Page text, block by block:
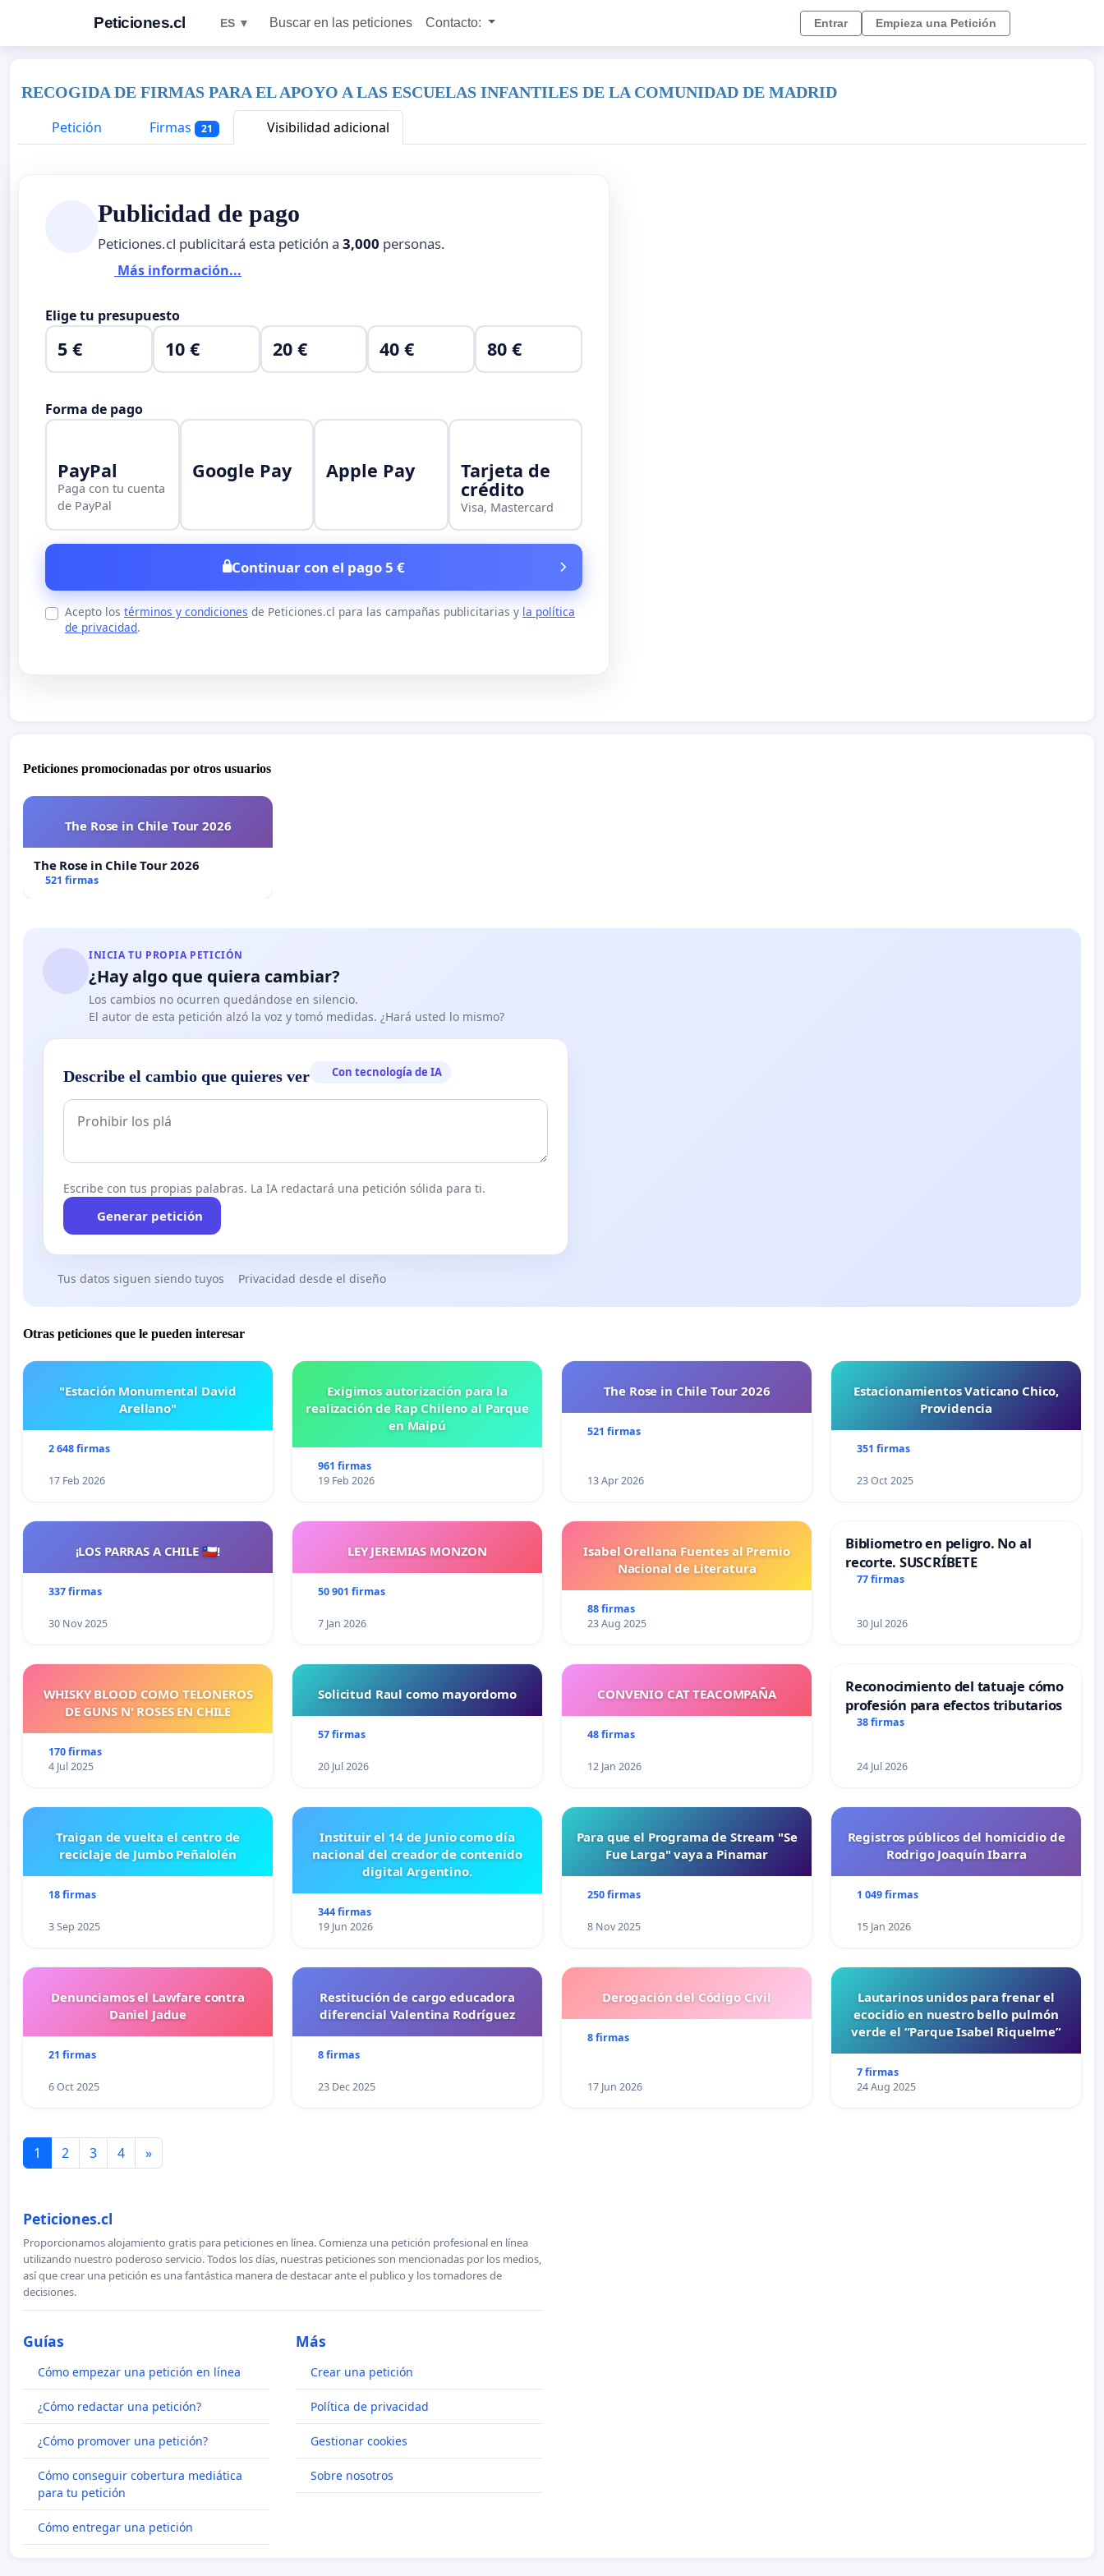
Peticiones.cl ES ▼ Buscar en las peticiones Contacto: Entrar Empieza una Petición
RECOGIDA DE FIRMAS PARA EL APOYO A LAS ESCUELAS INFANTILES DE LA COMUNIDAD DE MADRID
Petición
Firmas 21 Visibilidad adicional
Publicidad de pago
Peticiones.cl publicitará esta petición a 3,000 personas.
Más información...
Elige tu presupuesto
5 € 10 € 20 € 40 € 80 €
Forma de pago
PayPal
Paga con tu cuenta
de PayPal
Google Pay Apple Pay Tarjeta de
crédito
Visa, Mastercard
Continuar con el pago 5 €
Acepto los términos y condiciones de Peticiones.cl para las campañas publicitarias y la política
de privacidad.
Peticiones promocionadas por otros usuarios
The Rose in Chile Tour 2026
The Rose in Chile Tour 2026
521 firmas
INICIA TU PROPIA PETICIÓN
¿Hay algo que quiera cambiar?
Los cambios no ocurren quedándose en silencio.
El autor de esta petición alzó la voz y tomó medidas. ¿Hará usted lo mismo?
Describe el cambio que quieres ver Con tecnología de IA
Escribe con tus propias palabras. La IA redactará una petición sólida para ti.
Generar petición
Tus datos siguen siendo tuyos Privacidad desde el diseño
Otras peticiones que le pueden interesar
"Estación Monumental David
Arellano"
2 648 firmas
17 Feb 2026
Exigimos autorización para la
realización de Rap Chileno al Parque
en Maipú
961 firmas
19 Feb 2026
The Rose in Chile Tour 2026
521 firmas
13 Apr 2026
Estacionamientos Vaticano Chico,
Providencia
351 firmas
23 Oct 2025
¡LOS PARRAS A CHILE 🇨🇱!
337 firmas
30 Nov 2025
LEY JEREMIAS MONZON
50 901 firmas
7 Jan 2026
Isabel Orellana Fuentes al Premio
Nacional de Literatura
88 firmas
23 Aug 2025
Bibliometro en peligro. No al
recorte. SUSCRÍBETE
77 firmas
30 Jul 2026
WHISKY BLOOD COMO TELONEROS
DE GUNS N' ROSES EN CHILE
170 firmas
4 Jul 2025
Solicitud Raul como mayordomo
57 firmas
20 Jul 2026
CONVENIO CAT TEACOMPAÑA
48 firmas
12 Jan 2026
Reconocimiento del tatuaje cómo
profesión para efectos tributarios
38 firmas
24 Jul 2026
Traigan de vuelta el centro de
reciclaje de Jumbo Peñalolén
18 firmas
3 Sep 2025
Instituir el 14 de Junio como día
nacional del creador de contenido
digital Argentino.
344 firmas
19 Jun 2026
Para que el Programa de Stream "Se
Fue Larga" vaya a Pinamar
250 firmas
8 Nov 2025
Registros públicos del homicidio de
Rodrigo Joaquín Ibarra
1 049 firmas
15 Jan 2026
Denunciamos el Lawfare contra
Daniel Jadue
21 firmas
6 Oct 2025
Restitución de cargo educadora
diferencial Valentina Rodríguez
8 firmas
23 Dec 2025
Derogación del Código Civil
8 firmas
17 Jun 2026
Lautarinos unidos para frenar el
ecocidio en nuestro bello pulmón
verde el “Parque Isabel Riquelme”
7 firmas
24 Aug 2025
1 2 3 4 »
Peticiones.cl
Proporcionamos alojamiento gratis para peticiones en línea. Comienza una petición profesional en línea
utilizando nuestro poderoso servicio. Todos los días, nuestras peticiones son mencionadas por los medios,
así que crear una petición es una fantástica manera de destacar ante el publico y los tomadores de
decisiones.
Guías
Cómo empezar una petición en línea
¿Cómo redactar una petición?
¿Cómo promover una petición?
Cómo conseguir cobertura mediática
para tu petición
Cómo entregar una petición
Más
Crear una petición
Política de privacidad
Gestionar cookies
Sobre nosotros